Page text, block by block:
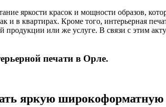
яркости красок и мощности образов,
в квартирах. Кроме того, интерьерная
или же услуге. В связи с этим
печати в Орле.
яркую